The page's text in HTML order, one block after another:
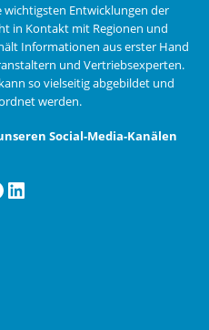
Entwicklungen der
in Kontakt mit Regionen und
Informationen aus erster Hand
und Vertriebsexperten.
kann so vielseitig abgebildet und
werden.
Social-Media-Kanälen
LinkedIn